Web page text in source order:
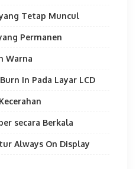
Tetap Muncul
Permanen
Warna
In Pada Layar LCD
secara Berkala
Always On Display